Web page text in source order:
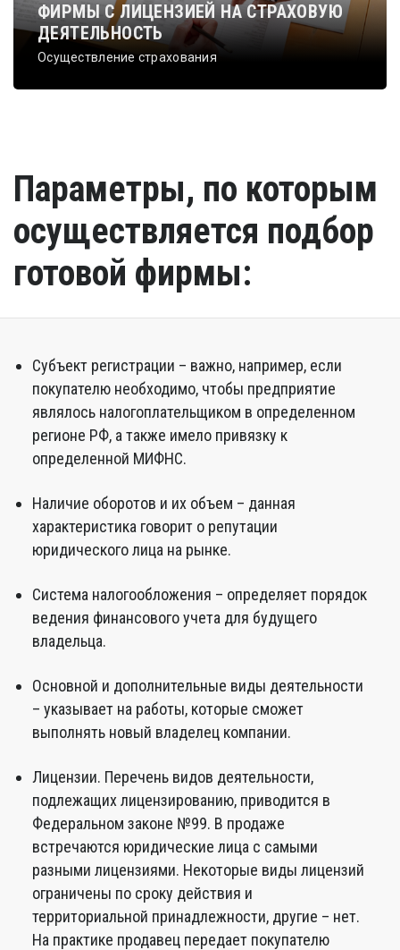
ФИРМЫ С ЛИЦЕНЗИЕЙ НА СТРАХОВУЮ
ДЕЯТЕЛЬНОСТЬ
Осуществление страхования
Параметры, по которым
осуществляется подбор
готовой фирмы:
Субъект регистрации – важно, например, если
покупателю необходимо, чтобы предприятие
являлось налогоплательщиком в определенном
регионе РФ, а также имело привязку к
определенной МИФНС.
Наличие оборотов и их объем – данная
характеристика говорит о репутации
юридического лица на рынке.
Система налогообложения – определяет порядок
ведения финансового учета для будущего
владельца.
Основной и дополнительные виды деятельности
– указывает на работы, которые сможет
выполнять новый владелец компании.
Лицензии. Перечень видов деятельности,
подлежащих лицензированию, приводится в
Федеральном законе №99. В продаже
встречаются юридические лица с самыми
разными лицензиями. Некоторые виды лицензий
ограничены по сроку действия и
территориальной принадлежности, другие – нет.
На практике продавец передает покупателю